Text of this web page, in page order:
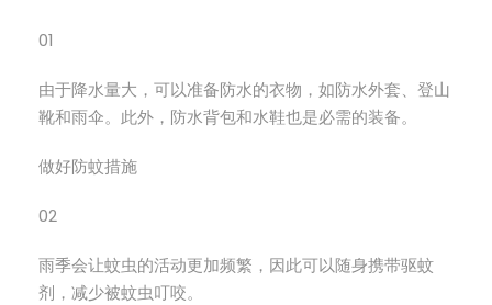
01
由于降水量大，可以准备防水的衣物，如防水外套、登山
靴和雨伞。此外，防水背包和水鞋也是必需的装备。
做好防蚊措施
02
雨季会让蚊虫的活动更加频繁，因此可以随身携带驱蚊
剂，减少被蚊虫叮咬。